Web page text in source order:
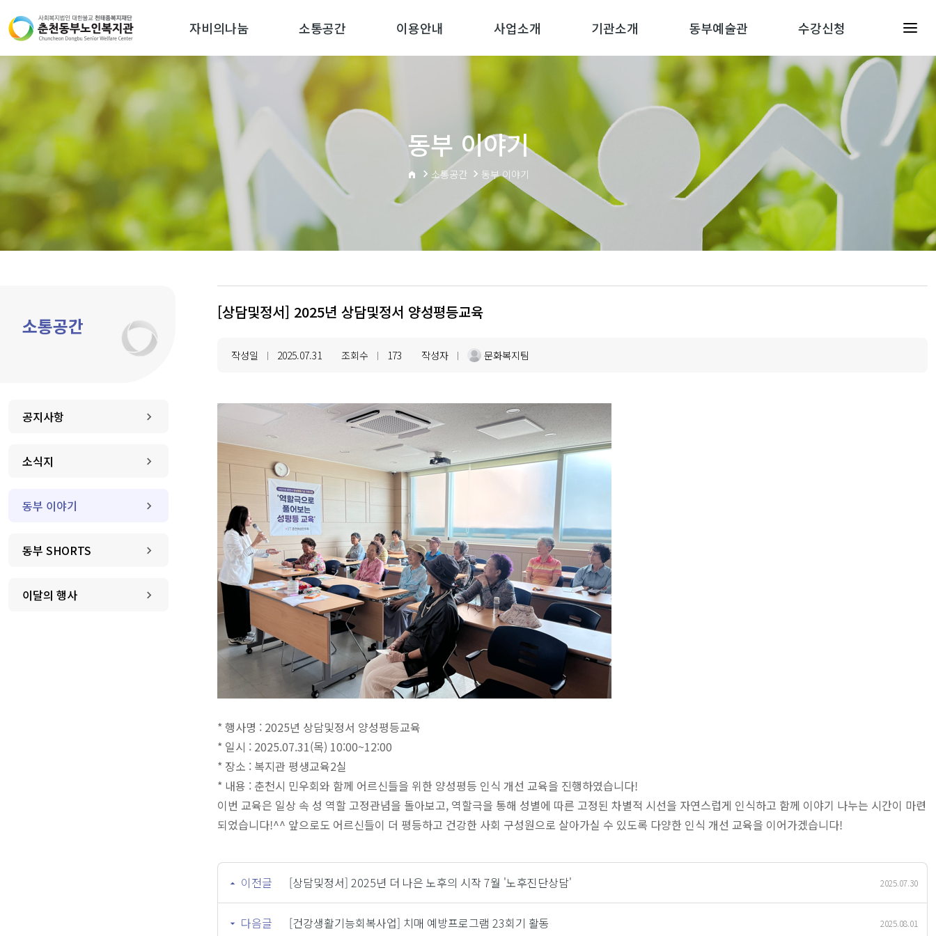
자비의나눔 소통공간 이용안내 사업소개 기관소개 동부예술관 수강신청
동부 이야기
소통공간 동부 이야기
소통공간
공지사항
소식지
동부 이야기
동부 SHORTS
이달의 행사
[상담및정서] 2025년 상담및정서 양성평등교육
작성일 | 2025.07.31 조회수 | 173 작성자 | 문화복지팀
*행사명 : 2025년 상담및정서 양성평등교육
* 일시 : 2025.07.31(목) 10:00~12:00
* 장소 : 복지관 평생교육2실
* 내용 : 춘천시 민우회와 함께 어르신들을 위한 양성평등 인식 개선 교육을 진행하였습니다!
이번 교육은 일상 속 성 역할 고정관념을 돌아보고, 역할극을 통해 성별에 따른 고정된 차별적 시선을 자연스럽게 인식하고 함께 이야기 나누는 시간이 마련
되었습니다!^^ 앞으로도 어르신들이 더 평등하고 건강한 사회 구성원으로 살아가실 수 있도록 다양한 인식 개선 교육을 이어가겠습니다!
이전글 [상담및정서] 2025년 더 나은 노후의 시작 7월 '노후진단상담' 2025.07.30
다음글 [건강생활기능회복사업] 치매 예방프로그램 23회기 활동 2025.08.01